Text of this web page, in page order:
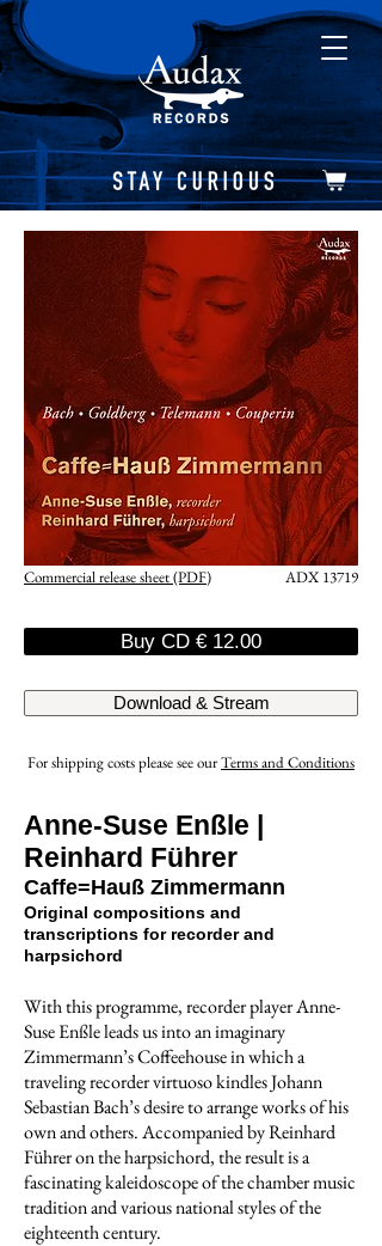
Commercial release sheet (PDF) ADX 13719
Buy CD € 12.00
Download & Stream
For shipping costs please see ourTerms and Conditions
Anne-Suse Enßle |
Reinhard Führer
Caffe=Hauß Zimmermann
Original compositions and
transcriptions for recorder and
harpsichord
With this programme, recorder player Anne-
Suse Enßle leads us into an imaginary
Zimmermann’s Coffeehouse in which a
traveling recorder virtuoso kindles Johann
Sebastian Bach’s desire to arrange works of his
own and others. Accompanied by Reinhard
Führer on the harpsichord, the result is a
fascinating kaleidoscope of the chamber music
tradition and various national styles of the
eighteenth century.